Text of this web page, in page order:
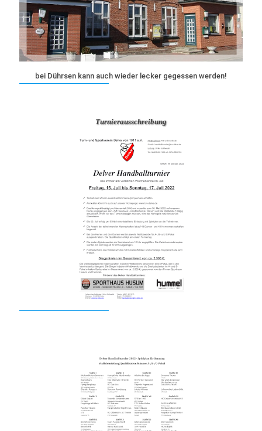
bei Dührsen kann auch wieder lecker gegessen werden!
Turnierausschreibung